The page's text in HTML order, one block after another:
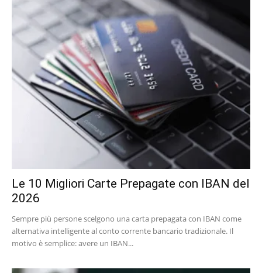
Le 10 Migliori Carte Prepagate con IBAN del
2026
Sempre più persone scelgono una carta prepagata con IBAN come
alternativa intelligente al conto corrente bancario tradizionale. Il
motivo è semplice: avere un IBAN...